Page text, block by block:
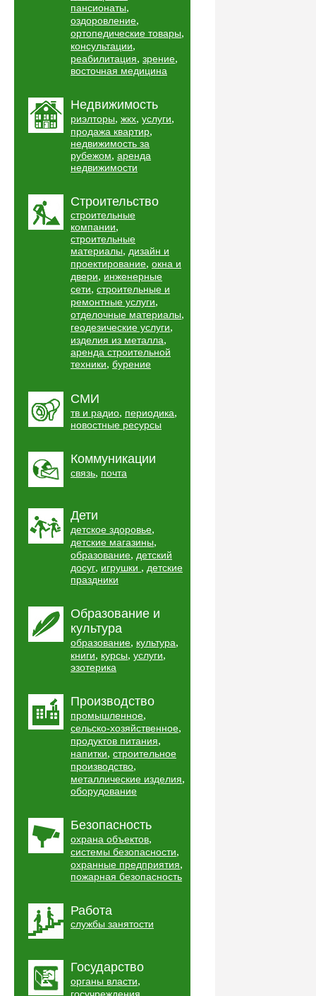
пансионаты,
оздоровление,
ортопедические товары,
консультации,
реабилитация, зрение,
восточная медицина
Недвижимость
риэлторы, жкх, услуги,
продажа квартир,
недвижимость за
рубежом, аренда
недвижимости
Строительство
строительные
компании,
строительные
материалы, дизайн и
проектирование, окна и
двери, инженерные
сети, строительные и
ремонтные услуги,
отделочные материалы,
геодезические услуги,
изделия из металла,
аренда строительной
техники, бурение
СМИ
тв и радио, периодика,
новостные ресурсы
Коммуникации
связь, почта
Дети
детское здоровье,
детские магазины,
образование, детский
досуг, игрушки , детские
праздники
Образование и
культура
образование, культура,
книги, курсы, услуги,
эзотерика
Производство
промышленное,
сельско-хозяйственное,
продуктов питания,
напитки, строительное
производство,
металлические изделия,
оборудование
Безопасность
охрана объектов,
системы безопасности,
охранные предприятия,
пожарная безопасность
Работа
службы занятости
Государство
органы власти,